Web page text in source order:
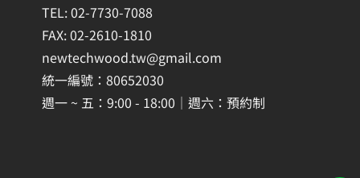
TEL: 02-7730-7088
FAX: 02-2610-1810
newtechwood.tw@gmail.com
統一編號：80652030
週一 ~ 五：9:00 - 18:00｜週六：預約制